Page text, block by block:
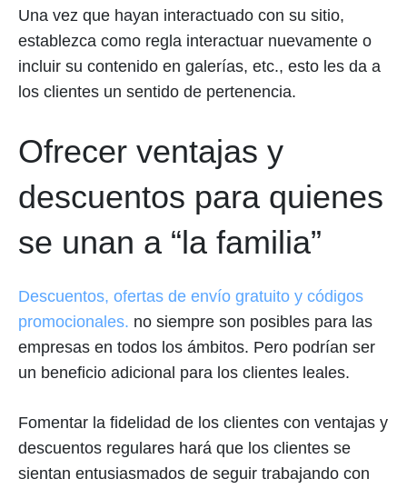
Una vez que hayan interactuado con su sitio,
establezca como regla interactuar nuevamente o
incluir su contenido en galerías, etc., esto les da a
los clientes un sentido de pertenencia.
Ofrecer ventajas y
descuentos para quienes
se unan a “la familia”
Descuentos, ofertas de envío gratuito y códigos
promocionales. no siempre son posibles para las
empresas en todos los ámbitos. Pero podrían ser
un beneficio adicional para los clientes leales.
Fomentar la fidelidad de los clientes con ventajas y
descuentos regulares hará que los clientes se
sientan entusiasmados de seguir trabajando con